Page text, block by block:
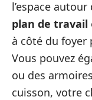
l’espace
plan de travail
à côté du foyer
Vous pouvez
ou des
cuisson, votre